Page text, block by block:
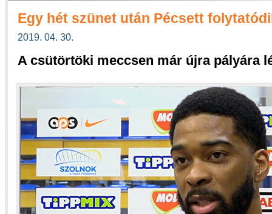
Egy hét szünet után Pécsett
2019. 04. 30.
A csütörtöki meccsen már újra pályára